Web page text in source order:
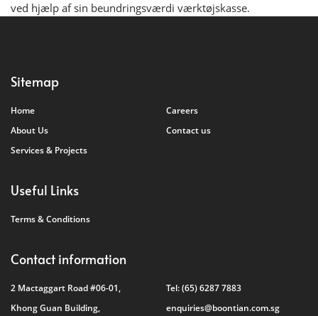
ved hjælp af sin beundringsværdi værktøjskasse.
Sitemap
Home
About Us
Services & Projects
Careers
Contact us
Useful Links
Terms & Conditions
Contact information
2 Mactaggart Road #06-01,
Khong Guan Building,
Tel:(65) 6287 7883
enquiries@boontian.com.sg